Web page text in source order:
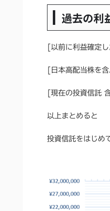
過去の利
[以前に利益確定
[日本高配当株を
[現在の投資信託
以上まとめると
投資信託をはじめ